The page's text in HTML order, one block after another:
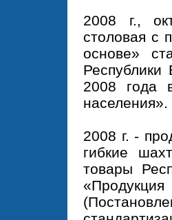
2008 г.,
столовая с
основе»
2008 года
населения».
2008 г. -
гибкие
товары
«Продукция